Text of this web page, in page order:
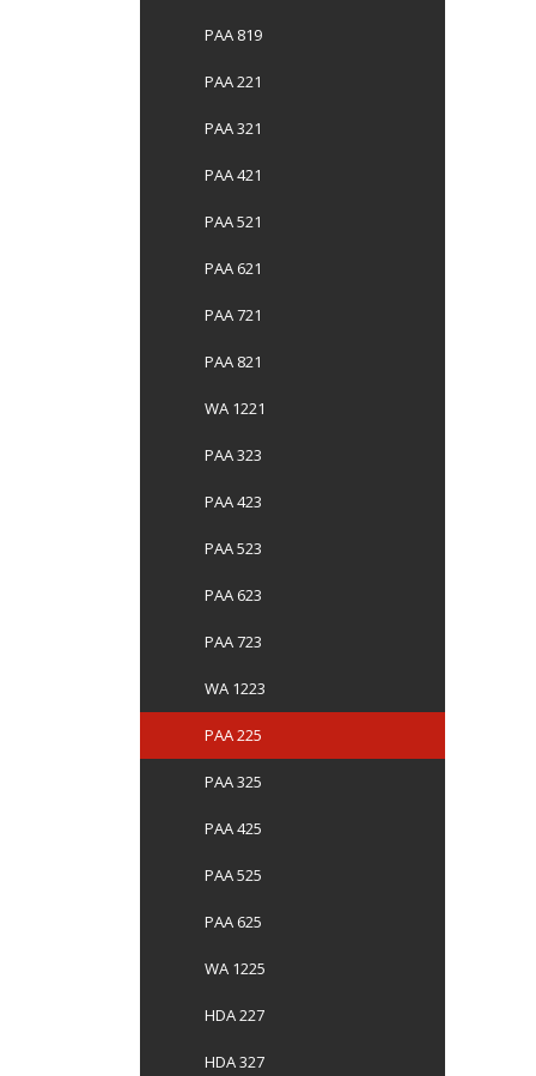
PAA 819
PAA 221
PAA 321
PAA 421
PAA 521
PAA 621
PAA 721
PAA 821
WA 1221
PAA 323
PAA 423
PAA 523
PAA 623
PAA 723
WA 1223
PAA 225
PAA 325
PAA 425
PAA 525
PAA 625
WA 1225
HDA 227
HDA 327